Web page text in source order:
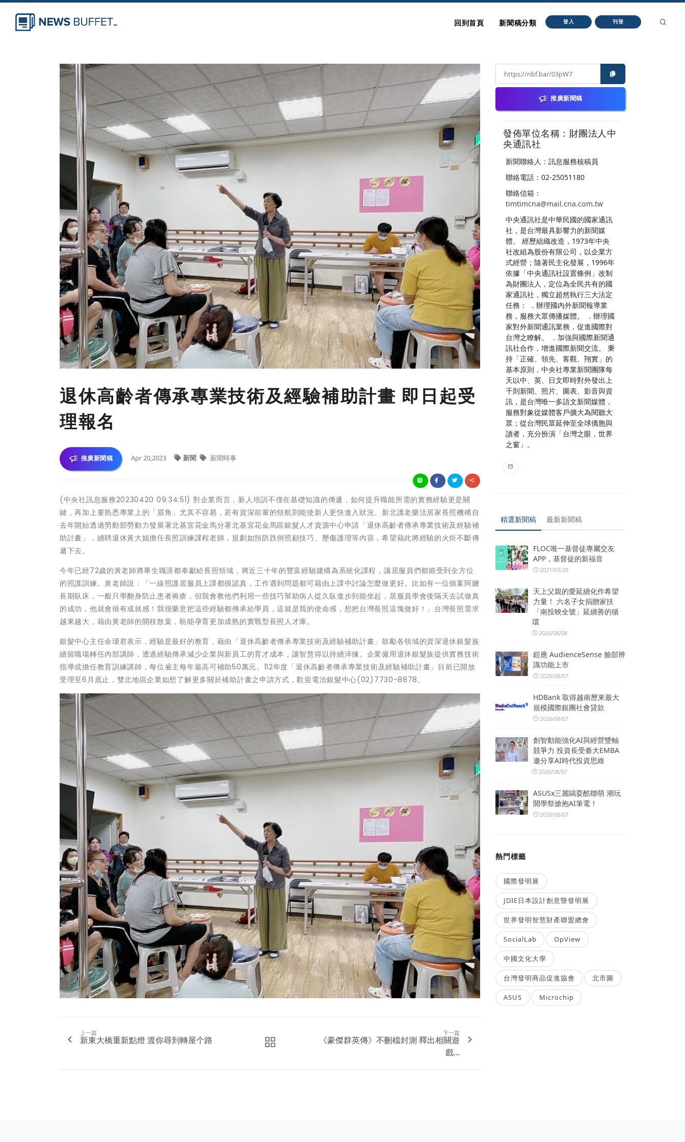
回到首頁 新聞稿分類 登入 刊登
退休高齡者傳承專業技術及經驗補助計畫 即日起受
理報名
推廣新聞稿 Apr 20,2023 新聞 新聞時事
(中央社訊息服務20230420 09:34:51) 對企業而言，新人培訓不僅在基礎知識的傳遞，如何提升職能所需的實務經驗更是關
鍵，再加上要熟悉專業上的「眉角」尤其不容易，若有資深前輩的領航則能使新人更快進入狀況。新北護老樂活居家長照機構自
去年開始透過勞動部勞動力發展署北基宜花金馬分署北基宜花金馬區銀髮人才資源中心申請「退休高齡者傳承專業技術及經驗補
助計畫」，續聘退休黃大姐擔任長照訓練課程老師，規劃如預防跌倒照顧技巧、壓傷護理等內容，希望藉此將經驗的火炬不斷傳
遞下去。
今年已經72歲的黃老師將畢生職涯都奉獻給長照領域，將近三十年的豐富經驗建構為系統化課程，讓居服員們都能受到全方位
的照護訓練。黃老師說：「一線照護居服員上課都很認真，工作遇到問題都可藉由上課中討論怎麼做更好。比如有一位個案阿嬤
長期臥床，一般只學翻身防止患者褥瘡，但我會教他們利用一些技巧幫助病人從久臥進步到能坐起，居服員學會後隔天去試做真
的成功，他就會很有成就感！我很樂意把這些經驗都傳承給學員，這就是我的使命感，想把台灣長照這塊做好！」台灣長照需求
越來越大，藉由黃老師的開枝散葉，盼能孕育更加成熟的實戰型長照人才庫。
銀髮中心主任余璦君表示，經驗是最好的教育，藉由「退休高齡者傳承專業技術及經驗補助計畫」鼓勵各領域的資深退休銀髮族
續留職場轉任內部講師，透過經驗傳承減少企業與新員工的育才成本，讓智慧得以持續淬煉。企業僱用退休銀髮族提供實務技術
指導或擔任教育訓練講師，每位雇主每年最高可補助50萬元。112年度「退休高齡者傳承專業技術及經驗補助計畫」目前已開放
受理至6月底止，雙北地區企業如想了解更多關於補助計畫之申請方式，歡迎電洽銀髮中心(02)7730-8878。
上一篇
新東大橋重新點燈 渡你尋到轉屋个路
下一篇
《豪傑群英傳》不刪檔封測 釋出相關遊
戲...
推廣新聞稿
發佈單位名稱：財團法人中
央通訊社
新聞聯絡人：訊息服務核稿員
聯絡電話：02-25051180
聯絡信箱：
timtimcna@mail.cna.com.tw
中央通訊社是中華民國的國家通訊
社，是台灣最具影響力的新聞媒
體。 經歷組織改造，1973年中央
社改組為股份有限公司，以企業方
式經營；隨著民主化發展，1996年
依據「中央通訊社設置條例」改制
為財團法人，定位為全民共有的國
家通訊社，獨立超然執行三大法定
任務： ．辦理國內外新聞報導業
務，服務大眾傳播媒體。 ．辦理國
家對外新聞通訊業務，促進國際對
台灣之瞭解。 ．加強與國際新聞通
訊社合作，增進國際新聞交流。 秉
持「正確、領先、客觀、翔實」的
基本原則，中央社專業新聞團隊每
天以中、英、日文即時對外發出上
千則新聞、照片、圖表、影音與資
訊，是台灣唯一多語文新聞媒體，
服務對象從媒體客戶擴大為閱聽大
眾；從台灣民眾延伸至全球僑胞與
讀者，充分扮演「台灣之眼，世界
之窗」。
精選新聞稿 最新新聞稿
FLOC唯一基督徒專屬交友
APP，基督徒的新福音
2021/03/29
天上父親的愛延續化作希望
力量！ 六名子女捐贈家扶
「南投映全號」延續善的循
環
2026/08/08
鎧應 AudienceSense 臉部辨
識功能上市
2026/08/07
HDBank 取得越南歷來最大
規模國際銀團社會貸款
2026/08/07
創智動能強化AI與經營雙軸
競爭力 投資長受臺大EMBA
邀分享AI時代投資思維
2026/08/07
ASUSx三麗鷗耍酷聯萌 潮玩
開學祭搶抱AI筆電！
2026/08/07
熱門標籤
國際發明展
JDIE日本設計創意暨發明展
世界發明智慧財產聯盟總會
SocialLab OpView
中國文化大學
台灣發明商品促進協會 北市圖
ASUS Microchip